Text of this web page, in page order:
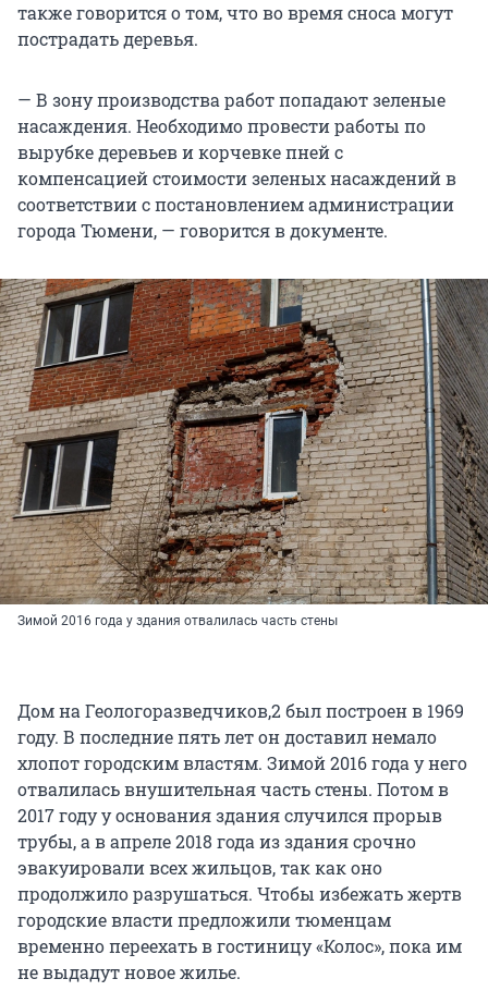
также говорится о том, что во время сноса могут
пострадать деревья.
— В зону производства работ попадают зеленые
насаждения. Необходимо провести работы по
вырубке деревьев и корчевке пней с
компенсацией стоимости зеленых насаждений в
соответствии с постановлением администрации
города Тюмени, — говорится в документе.
Зимой 2016 года у здания отвалилась часть стены
Дом на Геологоразведчиков,2 был построен в 1969
году. В последние пять лет он доставил немало
хлопот городским властям. Зимой 2016 года у него
отвалилась внушительная часть стены. Потом в
2017 году у основания здания случился прорыв
трубы, а в апреле 2018 года из здания срочно
эвакуировали всех жильцов, так как оно
продолжило разрушаться. Чтобы избежать жертв
городские власти предложили тюменцам
временно переехать в гостиницу «Колос», пока им
не выдадут новое жилье.